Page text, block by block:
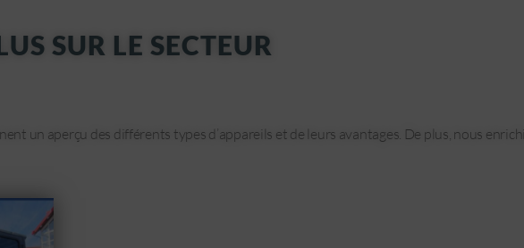
SUR LE SECTEUR
un aperçu des différents types d’appareils et de leurs avantages. De plus, nous